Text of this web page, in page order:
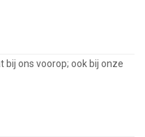
bij ons voorop; ook bij onze